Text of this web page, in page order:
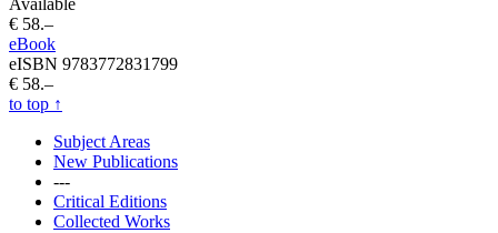
Available
€ 58.–
eBook
eISBN 9783772831799
€ 58.–
to top ↑
Subject Areas
New Publications
---
Critical Editions
Collected Works